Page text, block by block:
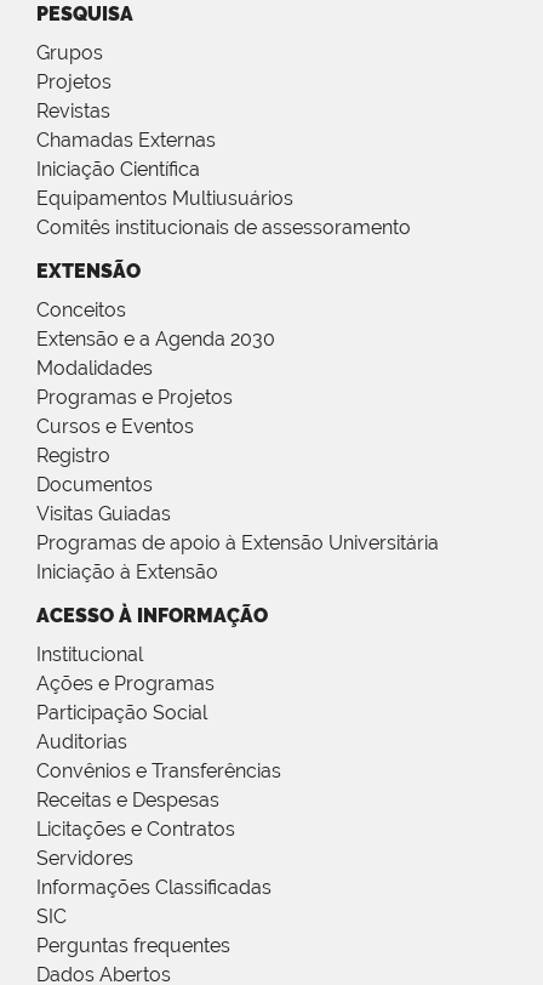
PESQUISA
Grupos
Projetos
Revistas
Chamadas Externas
Iniciação Científica
Equipamentos Multiusuários
Comitês institucionais de assessoramento
EXTENSÃO
Conceitos
Extensão e a Agenda 2030
Modalidades
Programas e Projetos
Cursos e Eventos
Registro
Documentos
Visitas Guiadas
Programas de apoio à Extensão Universitária
Iniciação à Extensão
ACESSO À INFORMAÇÃO
Institucional
Ações e Programas
Participação Social
Auditorias
Convênios e Transferências
Receitas e Despesas
Licitações e Contratos
Servidores
Informações Classificadas
SIC
Perguntas frequentes
Dados Abertos